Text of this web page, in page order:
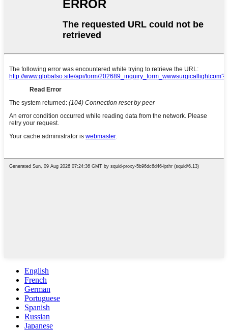
English
French
German
Portuguese
Spanish
Russian
Japanese